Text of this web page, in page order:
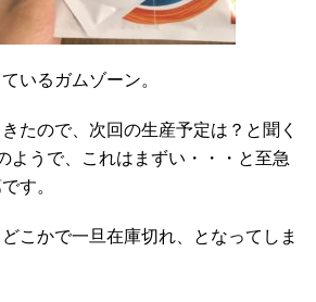
いるガムゾーン。
たので、次回の生産予定は？と聞く
ようで、これはまずい・・・と至急
す。
こかで一旦在庫切れ、となってしま